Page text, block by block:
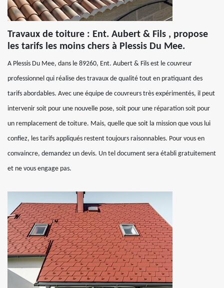
Travaux de toiture : Ent. Aubert & Fils , propose
les tarifs les moins chers à Plessis Du Mee.
A Plessis Du Mee, dans le 89260, Ent. Aubert & Fils est le couvreur
professionnel qui réalise des travaux de qualité tout en pratiquant des
tarifs abordables. Avec une équipe de couvreurs très expérimentés, il peut
intervenir soit pour une nouvelle pose, soit pour une réparation soit pour
un remplacement de toiture. Mais, quelle que soit la mission que vous lui
confiez, les tarifs appliqués restent toujours raisonnables. Pour vous en
convaincre, demandez un devis. Un tel document sera établi gratuitement
et ne vous engage pas.